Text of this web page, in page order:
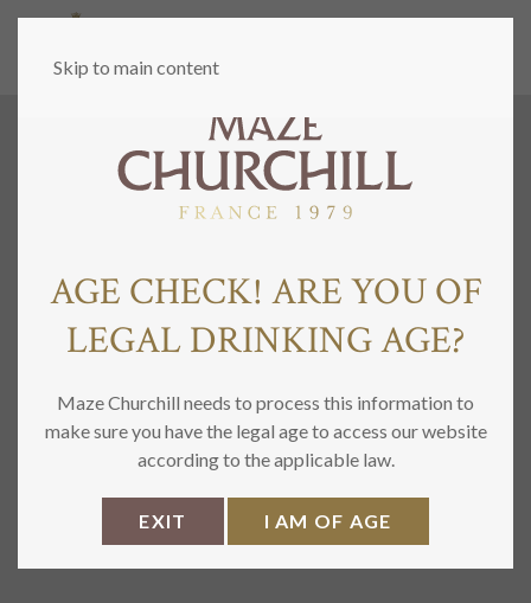
Skip to main content
AGE CHECK! ARE YOU OF
LEGAL DRINKING AGE?
Maze Churchill needs to process this information to
make sure you have the legal age to access our website
according to the applicable law.
EXIT I AM OF AGE